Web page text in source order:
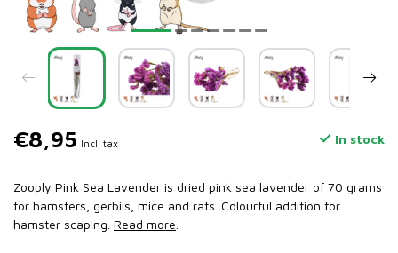
€8,95 Incl. tax In stock
Zooply Pink Sea Lavender is dried pink sea lavender of 70 grams
for hamsters, gerbils, mice and rats. Colourful addition for
hamster scaping. Read more